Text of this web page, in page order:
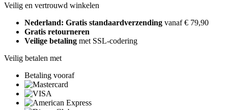
Veilig en vertrouwd winkelen
Nederland: Gratis standaardverzending vanaf € 79,90
Gratis retourneren
Veilige betaling met SSL-codering
Veilig betalen met
Betaling vooraf